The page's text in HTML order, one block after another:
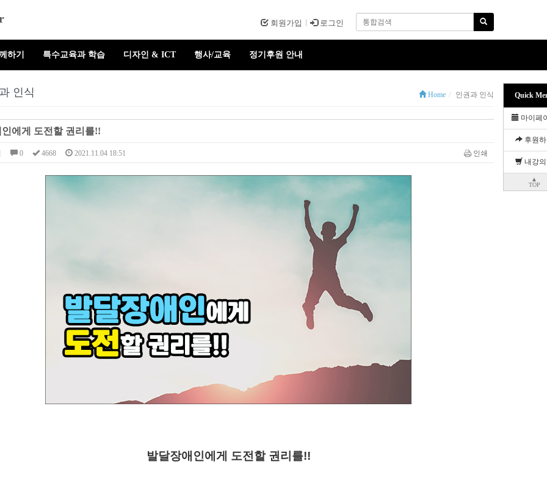
회원가입 로그인
하기 특수교육과 학습 디자인 & ICT 행사/교육 정기후원 안내
인식 Home 인권과 인식
에게 도전할 권리를!!
0 4668 2021.11.04 18:51 인쇄
발달장애인에게 도전할 권리를!!
Quick
마이페
후원하
내강
▲
TOP